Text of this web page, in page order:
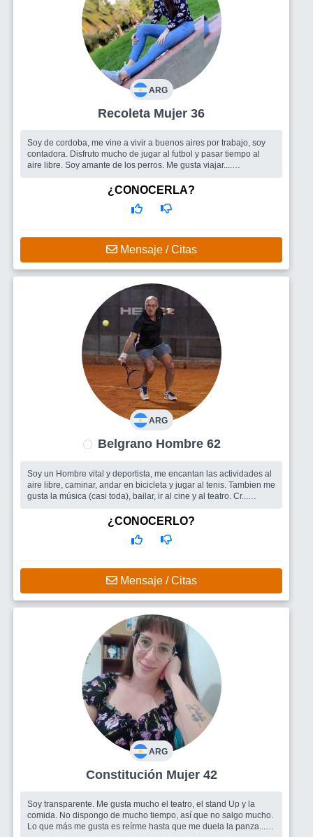
ARG
Recoleta Mujer 36
Soy de cordoba, me vine a vivir a buenos aires por trabajo, soy
contadora. Disfruto mucho de jugar al futbol y pasar tiempo al
aire libre. Soy amante de los perros. Me gusta viajar....
¿CONOCERLA?
Mensaje / Citas
ARG
Belgrano Hombre 62
Soy un Hombre vital y deportista, me encantan las actividades al
aire libre, caminar, andar en bicicleta y jugar al tenis. Tambien me
gusta la música (casi toda), bailar, ir al cine y al teatro. Cr...
cosas lindas de la vida, conversar, bailar, escuchar música, salir
a caminar y a comer algo rico ....
¿CONOCERLO?
Mensaje / Citas
ARG
Constitución Mujer 42
Soy transparente. Me gusta mucho el teatro, el stand Up y la
comida. No dispongo de mucho tiempo, así que no salgo mucho.
Lo que más me gusta es reírme hasta que me duela la panza....